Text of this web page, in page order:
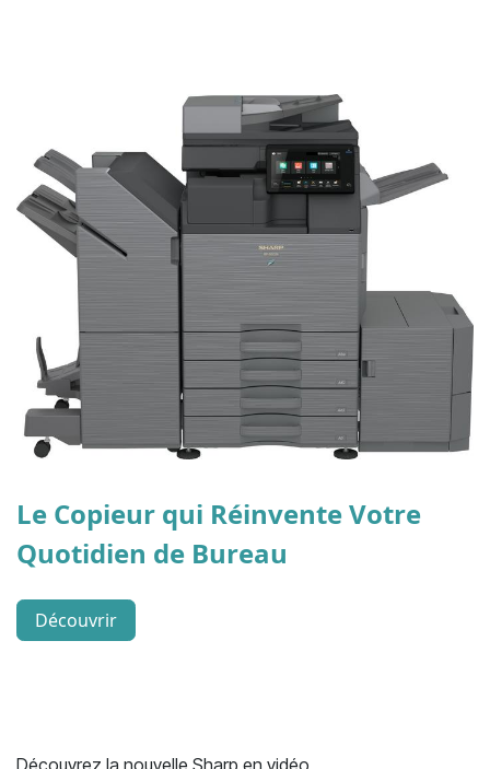
Le Copieur qui Réinvente Votre
Quotidien de Bureau
Découvrir
Découvrez la nouvelle Sharp en vidéo